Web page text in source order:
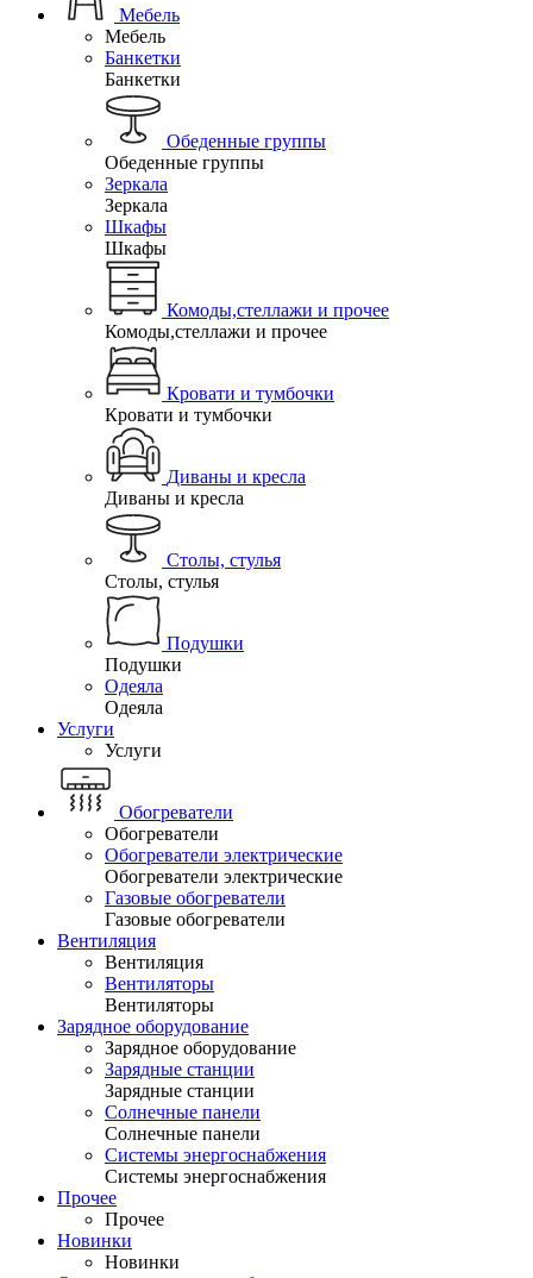
Мебель
Мебель
Банкетки
Банкетки
Обеденные группы
Обеденные группы
Зеркала
Зеркала
Шкафы
Шкафы
Комоды,стеллажи и прочее
Комоды,стеллажи и прочее
Кровати и тумбочки
Кровати и тумбочки
Диваны и кресла
Диваны и кресла
Столы, стулья
Столы, стулья
Подушки
Подушки
Одеяла
Одеяла
Услуги
Услуги
Обогреватели
Обогреватели
Обогреватели электрические
Обогреватели электрические
Газовые обогреватели
Газовые обогреватели
Вентиляция
Вентиляция
Вентиляторы
Вентиляторы
Зарядное оборудование
Зарядное оборудование
Зарядные станции
Зарядные станции
Солнечные панели
Солнечные панели
Системы энергоснабжения
Системы энергоснабжения
Прочее
Прочее
Новинки
Новинки